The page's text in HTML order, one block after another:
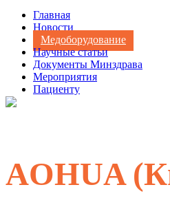
Главная
Новости
Медоборудование
Научные статьи
Документы Минздрава
Мероприятия
Пациенту
AOHUA